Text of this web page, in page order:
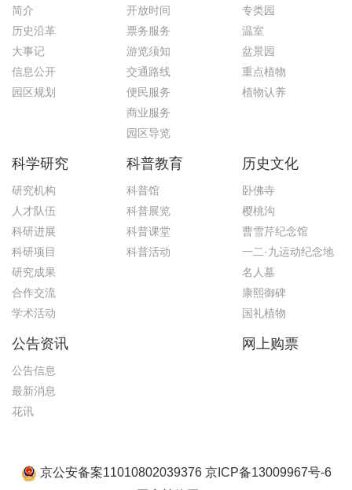
简介
历史沿革
大事记
信息公开
园区规划
开放时间
票务服务
游览须知
交通路线
便民服务
商业服务
园区导览
专类园
温室
盆景园
重点植物
植物认养
科学研究
研究机构
人才队伍
科研进展
科研项目
研究成果
合作交流
学术活动
科普教育
科普馆
科普展览
科普课堂
科普活动
历史文化
卧佛寺
樱桃沟
曹雪芹纪念馆
一二·九运动纪念地
名人墓
康熙御碑
国礼植物
公告资讯
公告信息
最新消息
花讯
网上购票
京公安备案11010802039376 京ICP备13009967号-6